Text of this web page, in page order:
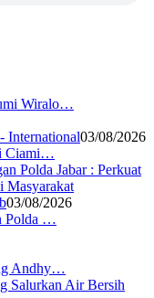
Wiralo…
International03/08/2026
Ciami…
03/08/2026
Polda …
Andhy…